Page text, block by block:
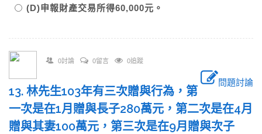
(D)申報財產交易所得60,000元。
0討論 0留言 0追蹤
問題討論
13. 林先生103年有三次贈與行為，第
一次是在1月贈與長子280萬元，第二次是在4月
贈與其妻100萬元，第三次是在9月贈與次子